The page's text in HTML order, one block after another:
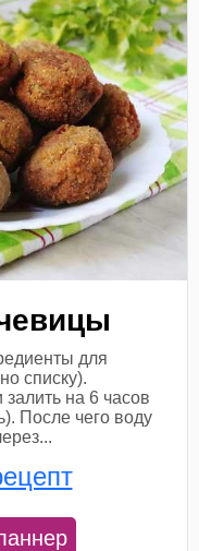
для
списку).
на 6 часов
После чего воду